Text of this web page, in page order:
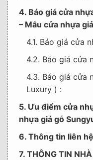
4. Báo giá cửa
– Mẫu cửa nhựa
4.1. Báo giá cửa
4.2. Báo giá cửa
4.3. Báo giá cửa
Luxury ) :
5. Ưu điểm cửa
nhựa giả gỗ
6. Thông tin liên
7. THÔNG TIN